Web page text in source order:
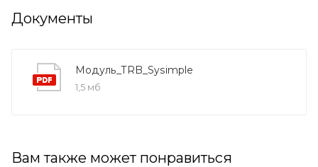
Документы
Модуль_TRB_Sysimple
1,5 мб
Вам также может понравиться